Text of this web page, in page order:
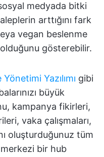
medyada bitki
arttığını fark
vegan beslenme
gösterebilir.
Yazılımı gibi
büyük
kampanya fikirleri,
vaka çalışmaları,
oluşturduğunuz tüm
merkezi bir hub